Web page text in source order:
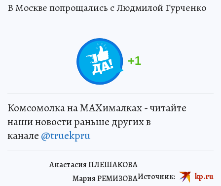
В Москве попрощались с Людмилой Гурченко
+1
Комсомолка на MAXималках - читайте
наши новости раньше других в
канале @truekpru
Анастасия ПЛЕШАКОВА
Мария РЕМИЗОВАИсточник: kp.ru